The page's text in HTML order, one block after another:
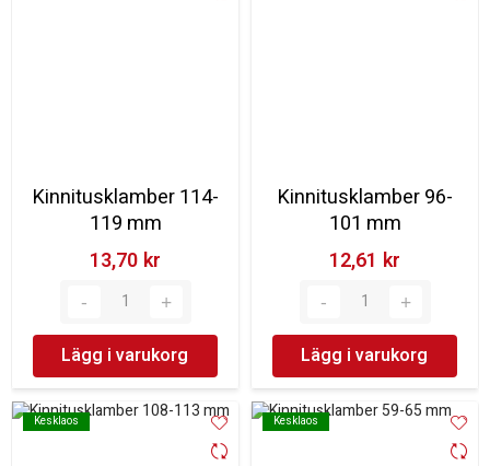
Kinnitusklamber 114-
119 mm
13,70 kr‎
Lägg i varukorg
Kinnitusklamber 96-
101 mm
12,61 kr‎
Lägg i varukorg
Kesklaos
Kesklaos Kesklaos
Kesklaos